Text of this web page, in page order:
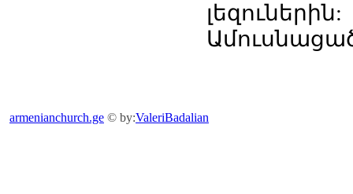
լեզուներին:
armenianchurch.ge © by:ValeriBadalian